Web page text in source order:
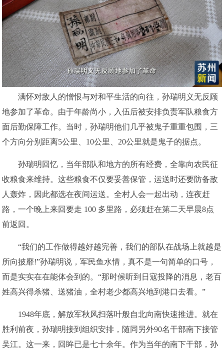
满怀对敌人的憎恨与对和平生活的向往，孙瑞明义无反顾
地参加了革命。由于年龄尚小，入伍后被安排负责军队粮食方
面后勤保障工作。当时，孙瑞明他们几乎被鬼子重重包围，三
个方向分别距离5公里、10公里、20公里就是鬼子的据点。
孙瑞明回忆，当年部队和地方的所有经费，全靠向农民征
收粮食来维持。这些粮食不仅要妥善保管，运送时还要防备敌
人轰炸，因此都选在夜间运送。全村人会一起出动，连夜赶
路，一个晚上来回要走 100 多里路，必须赶在第二天早晨8点
前返回。
“我们的工作做得越好越完善，我们的部队在战场上就越是
所向披靡!”孙瑞明说，军民鱼水情，真不是一句简单的口号，
而是实实在在能体会到的。“那时候听到日寇投降的消息，老百
姓高兴得杀猪、送猪油，全村老少都高兴地到港口去看。”
1948年底，解放军秋风扫落叶般自北向南快速推进。就在
胜利前夜，孙瑞明接到组织安排，随同另外90名干部南下接管
吴江。这一来，回眸已是七十余年。作为当年的南下干部，孙